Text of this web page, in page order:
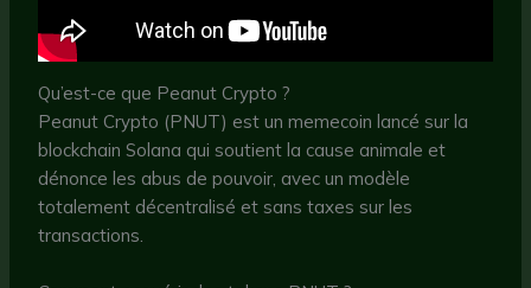
Qu’est-ce que Peanut Crypto ?
Peanut Crypto (PNUT) est un memecoin lancé sur la
blockchain Solana qui soutient la cause animale et
dénonce les abus de pouvoir, avec un modèle
totalement décentralisé et sans taxes sur les
transactions.